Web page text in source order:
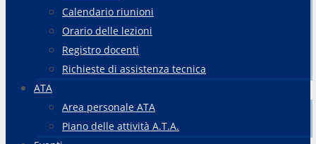
Calendario riunioni
Orario delle lezioni
Registro docenti
Richieste di assistenza tecnica
ATA
Area personale ATA
Piano delle attività A.T.A.